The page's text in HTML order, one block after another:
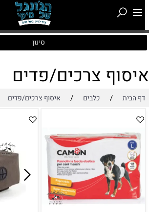
סינון
צרכים/פדים
דף הבית / כלבים / איסוף צרכים/פדים